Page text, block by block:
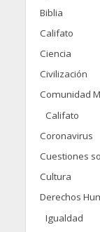
Biblia
Califato
Ciencia
Civilización
Comunidad
Califato
Coronavirus
Cuestiones
Cultura
Derechos
Igualdad